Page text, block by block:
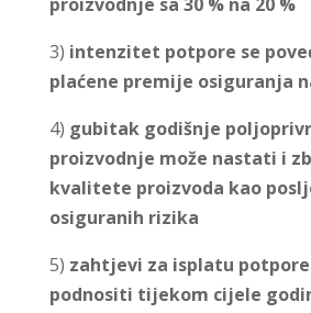
3) intenzitet potpore se
plaćene premije osiguranja
4) gubitak godišnje
proizvodnje može nastati i
kvalitete proizvoda kao
osiguranih rizika
5) zahtjevi za isplatu potpore
podnositi tijekom cijele